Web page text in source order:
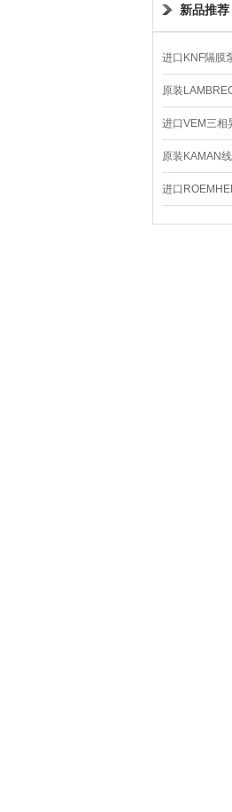
新品推荐
进口KNF隔膜
泵价格
原装
00.14575.20
进口VEM三相
K21R80G4马
原装KAMAN
编码器
进口
阀定位器